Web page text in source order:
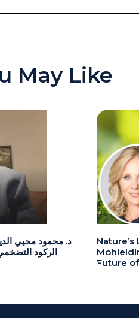
May Like
د. محمود محيي
الركود
Future